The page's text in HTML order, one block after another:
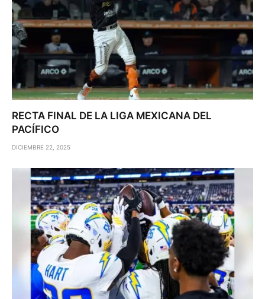
RECTA FINAL DE LA LIGA MEXICANA DEL
PACÍFICO
DICIEMBRE 22, 2025